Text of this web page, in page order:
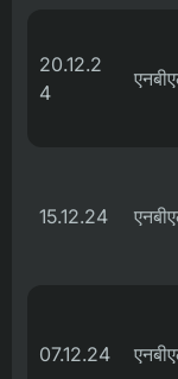
20.12.2
4
15.12.24
07.12.24